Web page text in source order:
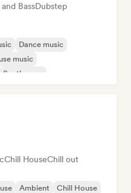
BassDubstep
Dance music
music
Synthwave
Chill HouseChill out
Ambient
Chill House